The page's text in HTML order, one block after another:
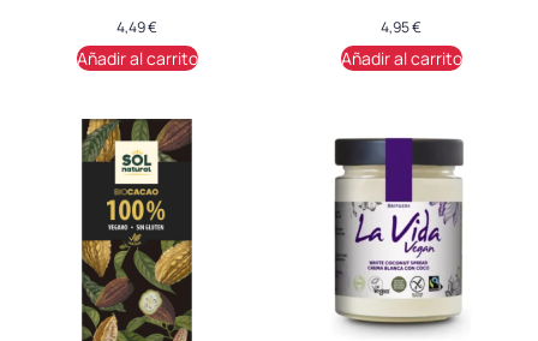
4,49€
Añadir al carrito
4,95€
Añadir al carrito